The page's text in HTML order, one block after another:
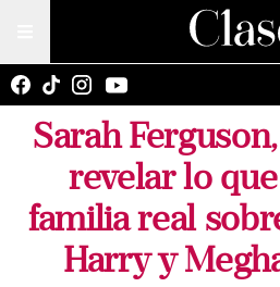
Sarah
revelar lo
familia real
Harry y